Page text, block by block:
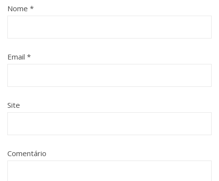
Nome *
Email *
Site
Comentário